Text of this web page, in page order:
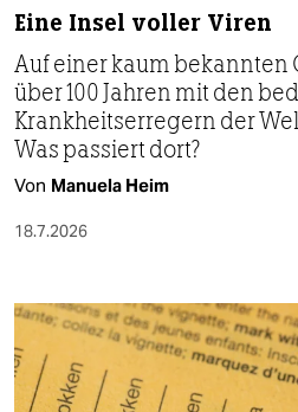
Eine Insel voller Viren
Auf einer kaum bekannten
über 100 Jahren mit den
Krankheitserregern der
Was passiert dort?
Von Manuela Heim
18.7.2026